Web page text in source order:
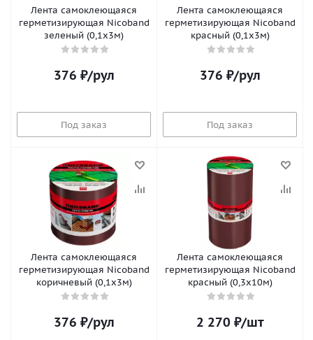
Лента самоклеющаяся
герметизирующая Nicoband
зеленый (0,1х3м)
376 ₽/рул
Под заказ
Лента самоклеющаяся
герметизирующая Nicoband
красный (0,1х3м)
376 ₽/рул
Под заказ
Лента самоклеющаяся
герметизирующая Nicoband
коричневый (0,1х3м)
376 ₽/рул
Лента самоклеющаяся
герметизирующая Nicoband
красный (0,3х10м)
2 270 ₽/шт